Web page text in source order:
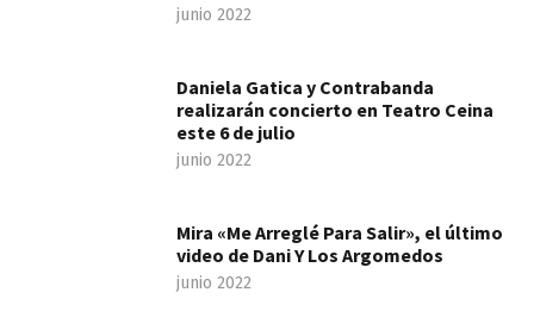
junio 2022
Daniela Gatica y Contrabanda
realizarán concierto en Teatro Ceina
este 6 de julio
junio 2022
Mira «Me Arreglé Para Salir», el último
video de Dani Y Los Argomedos
junio 2022